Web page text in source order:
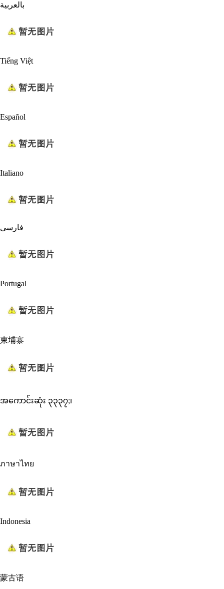
بالعربية
Tiếng Việt
Español
Italiano
فارسی
Portugal
柬埔寨
အကောင်းဆုံး ၃၃၃၇;၊
ภาษาไทย
Indonesia
蒙古语